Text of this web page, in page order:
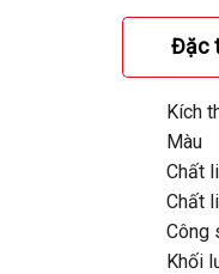
Đặc
Kích
Màu
Chất
Chất
Công
Khối